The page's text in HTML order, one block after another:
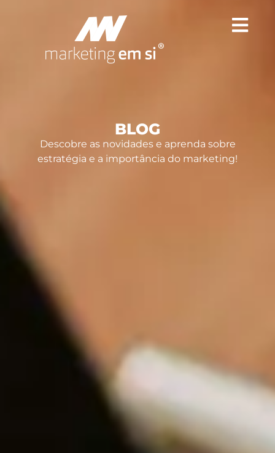
BLOG
Descobre as novidades e aprenda sobre
estratégia e a importância do marketing!